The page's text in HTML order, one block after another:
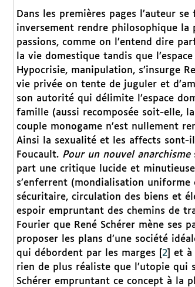
Dans les premières pages l’auteur
inversement rendre philosophique la
passions, comme on l’entend dire
la vie domestique tandis que
Hypocrisie, manipulation, s’insurge
vie privée on tente de juguler et
son autorité qui délimite l’espace
famille (aussi recomposée soit-elle,
couple monogame n’est nullement
Ainsi la sexualité et les affects sont-
Foucault. Pour un nouvel anarchisme
part une critique lucide et
s’enferrent (mondialisation
sécuritaire, circulation des biens et
espoir empruntant des chemins de
Fourier que René Schérer mène ses
proposer les plans d’une société
qui débordent par les marges
2]
et à
rien de plus réaliste que l’utopie qui
Schérer empruntant ce concept à la